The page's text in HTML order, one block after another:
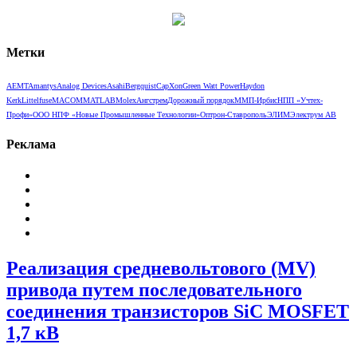
Метки
AEMTAmantysAnalog DevicesAsahiBergquistCapXonGreen Watt PowerHaydon
KerkLittelfuseMACOMMATLABMolexАнгстремДорожный порядокММП-ИрбисНПП «Учтех-
Профи»ООО НПФ «Новые Промышленные Технологии»Оптрон-СтавропольЭЛИМЭлектрум АВ
Реклама
Реализация средневольтового (MV)
привода путем последовательного
соединения транзисторов SiC MOSFET
1,7 кВ